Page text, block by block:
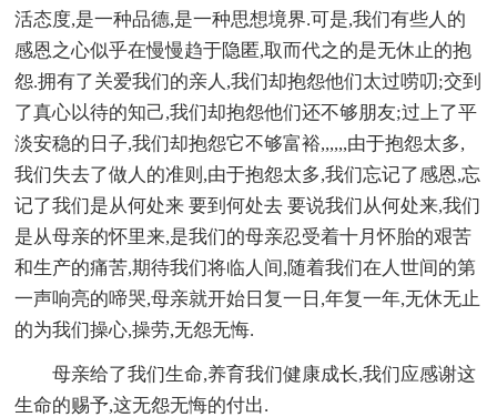
活态度,是一种品德,是一种思想境界.可是,我们有些人的
感恩之心似乎在慢慢趋于隐匿,取而代之的是无休止的抱
怨.拥有了关爱我们的亲人,我们却抱怨他们太过唠叨;交到
了真心以待的知己,我们却抱怨他们还不够朋友;过上了平
淡安稳的日子,我们却抱怨它不够富裕,,,,,,由于抱怨太多,
我们失去了做人的准则,由于抱怨太多,我们忘记了感恩,忘
记了我们是从何处来 要到何处去 要说我们从何处来,我们
是从母亲的怀里来,是我们的母亲忍受着十月怀胎的艰苦
和生产的痛苦,期待我们将临人间,随着我们在人世间的第
一声响亮的啼哭,母亲就开始日复一日,年复一年,无休无止
的为我们操心,操劳,无怨无悔.
母亲给了我们生命,养育我们健康成长,我们应感谢这
生命的赐予,这无怨无悔的付出.